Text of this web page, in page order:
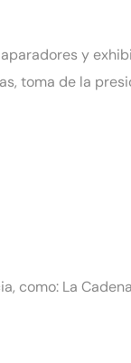
y
toma de la
como: La